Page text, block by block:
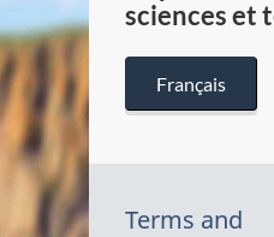
sciences et
Français
Terms and